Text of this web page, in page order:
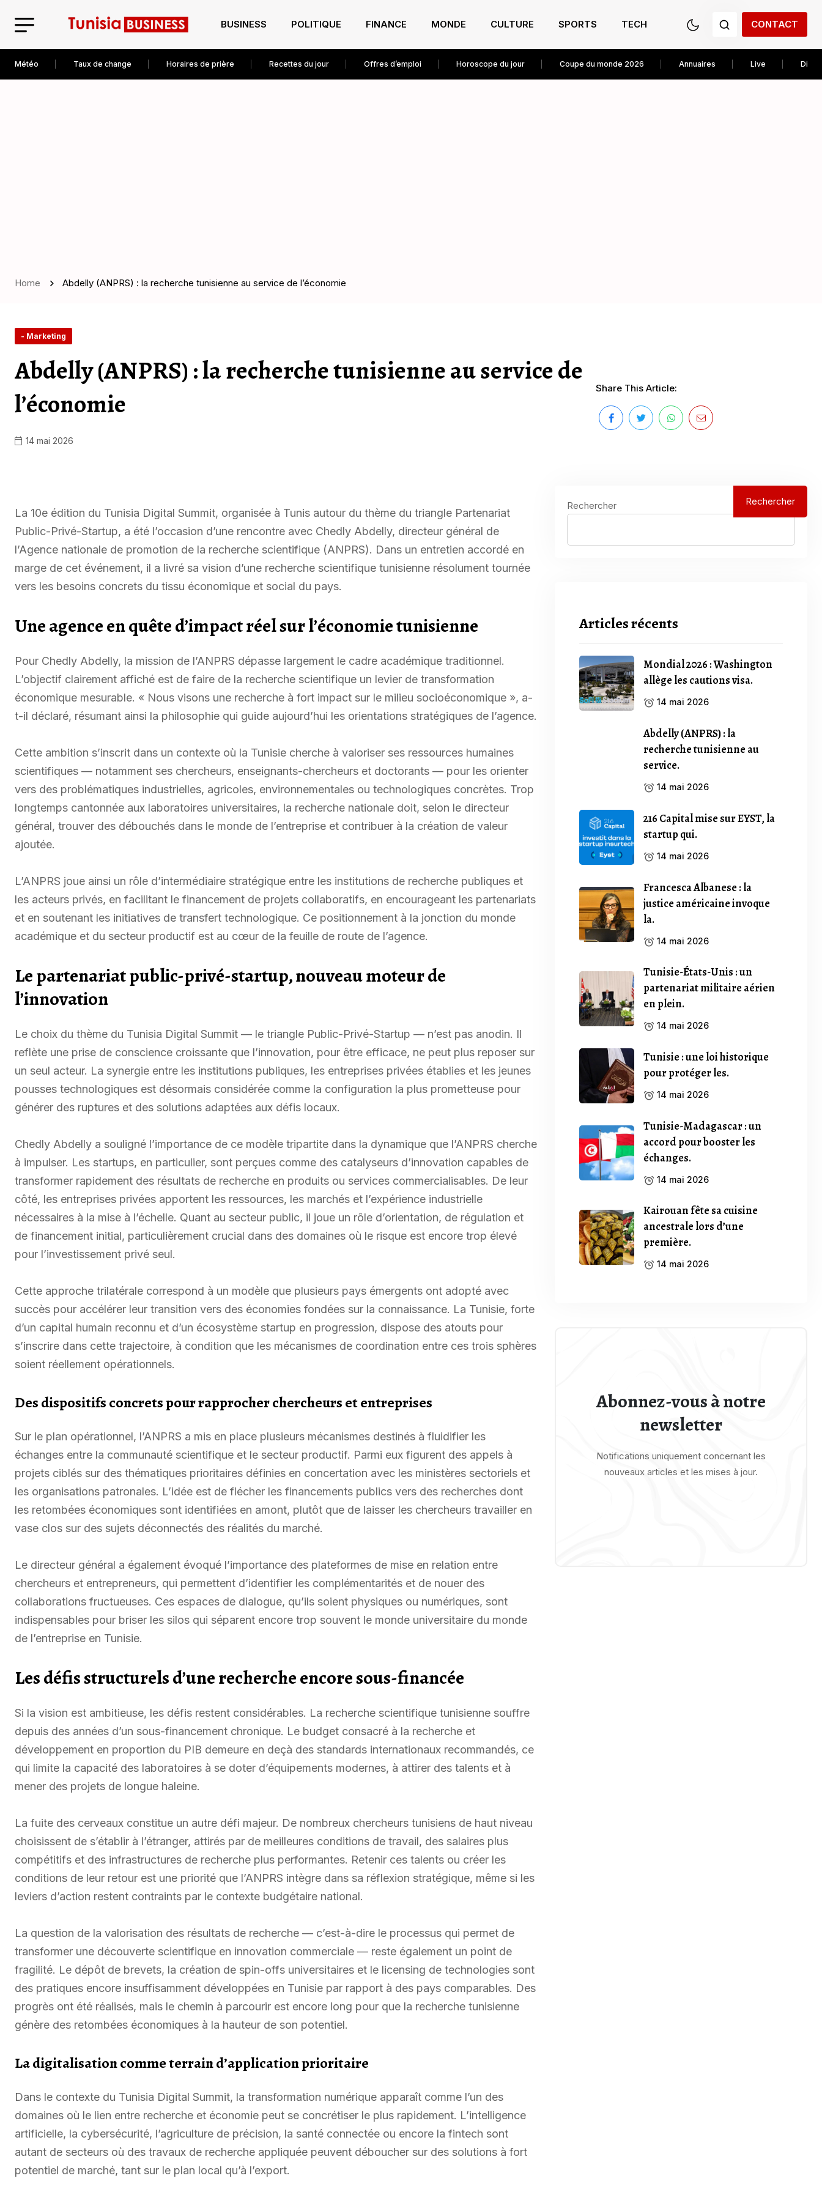
BUSINESS POLITIQUE FINANCE MONDE CULTURE SPORTS TECH CONTACT
Météo Taux de change Horaires de prière Recettes du jour Offres d’emploi Horoscope du jour Coupe du monde 2026 Annuaires Live
Home Abdelly (ANPRS) : la recherche tunisienne au service de l’économie
- Marketing
Abdelly (ANPRS) : la recherche tunisienne au service de
l’économie
14 mai 2026
Share This Article:
La 10e édition du Tunisia Digital Summit, organisée à Tunis autour du thème du triangle Partenariat
Public-Privé-Startup, a été l’occasion d’une rencontre avec Chedly Abdelly, directeur général de
l’Agence nationale de promotion de la recherche scientifique (ANPRS). Dans un entretien accordé en
marge de cet événement, il a livré sa vision d’une recherche scientifique tunisienne résolument tournée
vers les besoins concrets du tissu économique et social du pays.
Une agence en quête d’impact réel sur l’économie tunisienne
Pour Chedly Abdelly, la mission de l’ANPRS dépasse largement le cadre académique traditionnel.
L’objectif clairement affiché est de faire de la recherche scientifique un levier de transformation
économique mesurable. « Nous visons une recherche à fort impact sur le milieu socioéconomique », a-
t-il déclaré, résumant ainsi la philosophie qui guide aujourd’hui les orientations stratégiques de l’agence.
Cette ambition s’inscrit dans un contexte où la Tunisie cherche à valoriser ses ressources humaines
scientifiques — notamment ses chercheurs, enseignants-chercheurs et doctorants — pour les orienter
vers des problématiques industrielles, agricoles, environnementales ou technologiques concrètes. Trop
longtemps cantonnée aux laboratoires universitaires, la recherche nationale doit, selon le directeur
général, trouver des débouchés dans le monde de l’entreprise et contribuer à la création de valeur
ajoutée.
L’ANPRS joue ainsi un rôle d’intermédiaire stratégique entre les institutions de recherche publiques et
les acteurs privés, en facilitant le financement de projets collaboratifs, en encourageant les partenariats
et en soutenant les initiatives de transfert technologique. Ce positionnement à la jonction du monde
académique et du secteur productif est au cœur de la feuille de route de l’agence.
Le partenariat public-privé-startup, nouveau moteur de
l’innovation
Le choix du thème du Tunisia Digital Summit — le triangle Public-Privé-Startup — n’est pas anodin. Il
reflète une prise de conscience croissante que l’innovation, pour être efficace, ne peut plus reposer sur
un seul acteur. La synergie entre les institutions publiques, les entreprises privées établies et les jeunes
pousses technologiques est désormais considérée comme la configuration la plus prometteuse pour
générer des ruptures et des solutions adaptées aux défis locaux.
Chedly Abdelly a souligné l’importance de ce modèle tripartite dans la dynamique que l’ANPRS cherche
à impulser. Les startups, en particulier, sont perçues comme des catalyseurs d’innovation capables de
transformer rapidement des résultats de recherche en produits ou services commercialisables. De leur
côté, les entreprises privées apportent les ressources, les marchés et l’expérience industrielle
nécessaires à la mise à l’échelle. Quant au secteur public, il joue un rôle d’orientation, de régulation et
de financement initial, particulièrement crucial dans des domaines où le risque est encore trop élevé
pour l’investissement privé seul.
Cette approche trilatérale correspond à un modèle que plusieurs pays émergents ont adopté avec
succès pour accélérer leur transition vers des économies fondées sur la connaissance. La Tunisie, forte
d’un capital humain reconnu et d’un écosystème startup en progression, dispose des atouts pour
s’inscrire dans cette trajectoire, à condition que les mécanismes de coordination entre ces trois sphères
soient réellement opérationnels.
Des dispositifs concrets pour rapprocher chercheurs et entreprises
Sur le plan opérationnel, l’ANPRS a mis en place plusieurs mécanismes destinés à fluidifier les
échanges entre la communauté scientifique et le secteur productif. Parmi eux figurent des appels à
projets ciblés sur des thématiques prioritaires définies en concertation avec les ministères sectoriels et
les organisations patronales. L’idée est de flécher les financements publics vers des recherches dont
les retombées économiques sont identifiées en amont, plutôt que de laisser les chercheurs travailler en
vase clos sur des sujets déconnectés des réalités du marché.
Le directeur général a également évoqué l’importance des plateformes de mise en relation entre
chercheurs et entrepreneurs, qui permettent d’identifier les complémentarités et de nouer des
collaborations fructueuses. Ces espaces de dialogue, qu’ils soient physiques ou numériques, sont
indispensables pour briser les silos qui séparent encore trop souvent le monde universitaire du monde
de l’entreprise en Tunisie.
Les défis structurels d’une recherche encore sous-financée
Si la vision est ambitieuse, les défis restent considérables. La recherche scientifique tunisienne souffre
depuis des années d’un sous-financement chronique. Le budget consacré à la recherche et
développement en proportion du PIB demeure en deçà des standards internationaux recommandés, ce
qui limite la capacité des laboratoires à se doter d’équipements modernes, à attirer des talents et à
mener des projets de longue haleine.
La fuite des cerveaux constitue un autre défi majeur. De nombreux chercheurs tunisiens de haut niveau
choisissent de s’établir à l’étranger, attirés par de meilleures conditions de travail, des salaires plus
compétitifs et des infrastructures de recherche plus performantes. Retenir ces talents ou créer les
conditions de leur retour est une priorité que l’ANPRS intègre dans sa réflexion stratégique, même si les
leviers d’action restent contraints par le contexte budgétaire national.
La question de la valorisation des résultats de recherche — c’est-à-dire le processus qui permet de
transformer une découverte scientifique en innovation commerciale — reste également un point de
fragilité. Le dépôt de brevets, la création de spin-offs universitaires et le licensing de technologies sont
des pratiques encore insuffisamment développées en Tunisie par rapport à des pays comparables. Des
progrès ont été réalisés, mais le chemin à parcourir est encore long pour que la recherche tunisienne
génère des retombées économiques à la hauteur de son potentiel.
La digitalisation comme terrain d’application prioritaire
Dans le contexte du Tunisia Digital Summit, la transformation numérique apparaît comme l’un des
domaines où le lien entre recherche et économie peut se concrétiser le plus rapidement. L’intelligence
artificielle, la cybersécurité, l’agriculture de précision, la santé connectée ou encore la fintech sont
autant de secteurs où des travaux de recherche appliquée peuvent déboucher sur des solutions à fort
potentiel de marché, tant sur le plan local qu’à l’export.
Rechercher Rechercher
Articles récents
Mondial 2026 : Washington
allège les cautions visa.
14 mai 2026
Abdelly (ANPRS) : la
recherche tunisienne au
service.
14 mai 2026
216 Capital mise sur EYST, la
startup qui.
14 mai 2026
Francesca Albanese : la
justice américaine invoque
la.
14 mai 2026
Tunisie-États-Unis : un
partenariat militaire aérien
en plein.
14 mai 2026
Tunisie : une loi historique
pour protéger les.
14 mai 2026
Tunisie-Madagascar : un
accord pour booster les
échanges.
14 mai 2026
Kairouan fête sa cuisine
ancestrale lors d’une
première.
14 mai 2026
Abonnez-vous à notre
newsletter
Notifications uniquement concernant les
nouveaux articles et les mises à jour.